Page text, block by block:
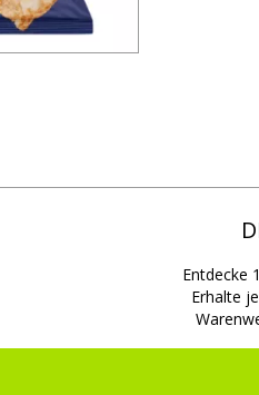
Entdecke
Erhalte